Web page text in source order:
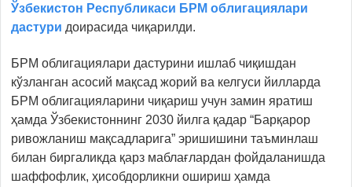
Ўзбекистон Республикаси БРМ облигациялари
дастури доирасида чиқарилди.
БРМ облигациялари дастурини ишлаб чиқишдан
кўзланган асосий мақсад жорий ва келгуси йилларда
БРМ облигацияларини чиқариш учун замин яратиш
ҳамда Ўзбекистоннинг 2030 йилга қадар “Барқарор
ривожланиш мақсадларига” эришишини таъминлаш
билан биргаликда қарз маблағлардан фойдаланишда
шаффофлик, ҳисобдорликни ошириш ҳамда